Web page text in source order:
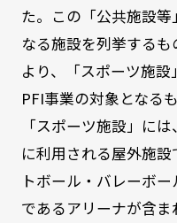
た。この「公共施設
なる施設を列挙する
より、「スポーツ施
PFI事業の対象となる
「スポーツ施設」に
に利用される屋外施
トボール・バレーボ
であるアリーナが含